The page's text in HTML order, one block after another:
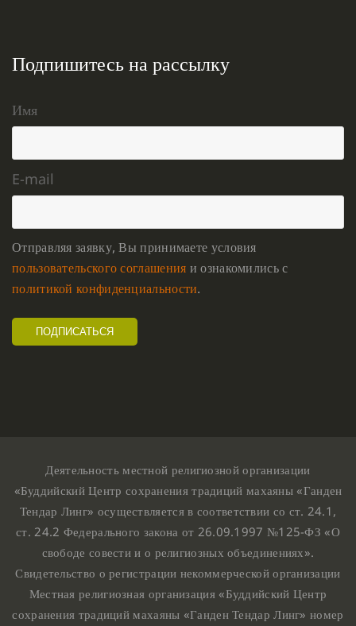
Подпишитесь на рассылку
Имя
E-mail
Отправляя заявку, Вы принимаете условия
пользовательского соглашения и ознакомились с
политикой конфиденциальности.
Деятельность местной религиозной организации
«Буддийский Центр сохранения традиций махаяны «Ганден
Тендар Линг» осуществляется в соответствии со ст. 24.1,
ст. 24.2 Федерального закона от 26.09.1997 №125-ФЗ «О
свободе совести и о религиозных объединениях».
Свидетельство о регистрации некоммерческой организации
Местная религиозная организация «Буддийский Центр
сохранения традиций махаяны «Ганден Тендар Линг» номер